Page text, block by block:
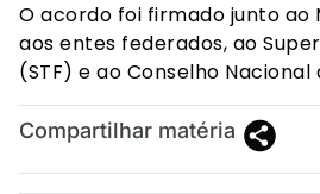
O acordo foi firmado junto ao
aos entes federados, ao
(STF) e ao Conselho Nacional
Compartilhar matéria